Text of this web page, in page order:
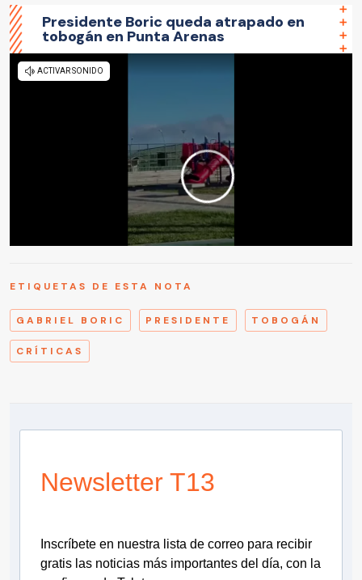
Presidente Boric queda atrapado en
tobogán en Punta Arenas
ETIQUETAS DE ESTA NOTA
GABRIEL BORIC PRESIDENTE TOBOGÁN
CRÍTICAS
Newsletter T13
Inscríbete en nuestra lista de correo para recibir
gratis las noticias más importantes del día, con la